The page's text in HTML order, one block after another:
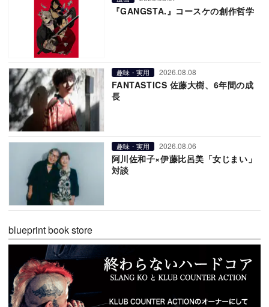
『GANGSTA.』コースケの創作哲学
趣味・実用 2026.08.08
FANTASTICS 佐藤大樹、6年間の成
長
趣味・実用 2026.08.06
阿川佐和子×伊藤比呂美「女じまい」
対談
blueprint book store